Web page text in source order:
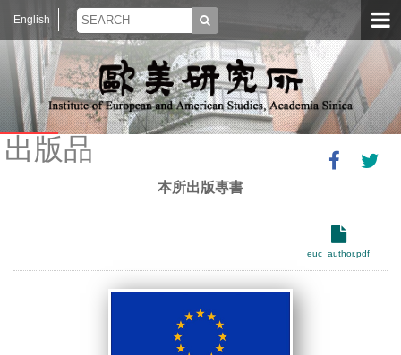
English
出版品
本所出版專書
euc_author.pdf